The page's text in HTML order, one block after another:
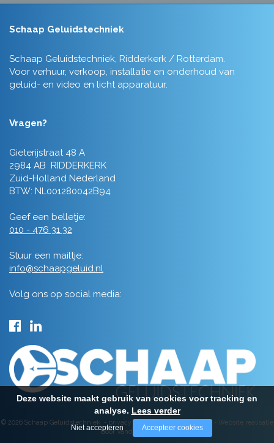
Schaap Geluidstechniek
Schaap Geluidstechniek, Ridderkerk / Rotterdam.
Voor verhuur, verkoop, installatie en onderhoud van
geluid- en video en licht apparatuur.
Vragen?
Gieterijstraat 48 A
2984 AB RIDDERKERK
Zuid-Holland Nederland
BTW: NL001280042B94
Geef een belletje:
010 - 476 31 32
Stuur een mailtje:
info@schaapgeluid.nl
Volg ons op social media:
© 2026 Schaap Geluidstechniek - privacy - algemene voorwaarden- Website realisatie
door Vanderperk Groep
Deze website maakt gebruik van cookies voor tracking en
analyse. Lees verder
Niet accepteren Accepteer cookies